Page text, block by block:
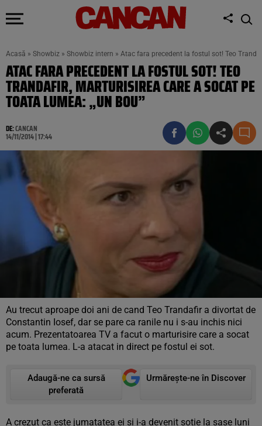
Acasă » Showbiz » Showbiz intern » Atac fara precedent la fostul sot! Teo
ATAC FARA PRECEDENT LA FOSTUL SOT! TEO
TRANDAFIR, MARTURISIREA CARE A SOCAT PE
TOATA LUMEA: „UN BOU”
DE:CANCAN
14/11/2014 | 17:44
Au trecut aproape doi ani de cand Teo Trandafir a divortat de
Constantin Iosef, dar se pare ca ranile nu i s-au inchis nici
acum. Prezentatoarea TV a facut o marturisire care a socat
pe toata lumea. L-a atacat in direct pe fostul ei sot.
Adaugă-ne ca sursă
preferată
Urmărește-ne în Discover
A crezut ca este jumatatea ei si i-a devenit sotie la sase luni